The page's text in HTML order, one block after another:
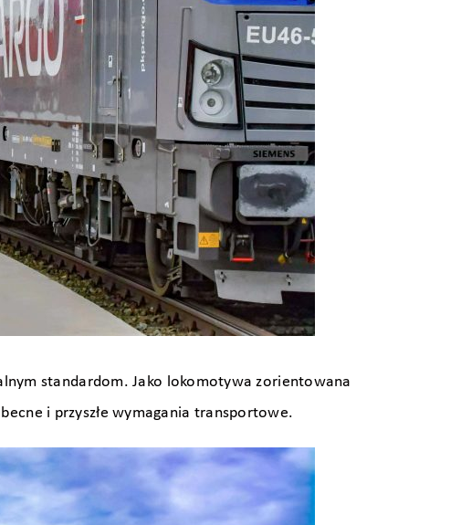
standardom. Jako lokomotywa zorientowana
i przyszłe wymagania transportowe.